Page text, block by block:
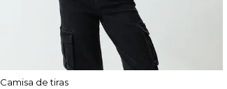
Camisa de tiras